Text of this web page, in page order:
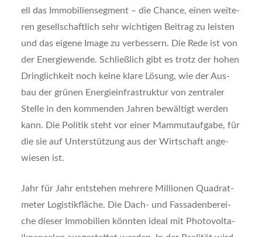
ell das Immo­bi­li­en­seg­ment – die Chan­ce, einen wei­te­
ren gesell­schaft­lich sehr wich­ti­gen Bei­trag zu leis­ten
und das eige­ne Image zu ver­bes­sern. Die Rede ist von
der Ener­gie­wen­de. Schließ­lich gibt es trotz der hohen
Dring­lich­keit noch kei­ne kla­re Lösung, wie der Aus­
bau der grü­nen Ener­gie­infra­struk­tur von zen­tra­ler
Stel­le in den kom­men­den Jah­ren bewäl­tigt wer­den
kann. Die Poli­tik steht vor einer Mam­mut­auf­ga­be, für
die sie auf Unter­stüt­zung aus der Wirt­schaft ange­
wie­sen ist.
Jahr für Jahr ent­ste­hen meh­re­re Mil­lio­nen Qua­drat­
me­ter Logis­tik­flä­che. Die Dach- und Fas­sa­den­be­rei­
che die­ser Immo­bi­li­en könn­ten ide­al mit Pho­to­vol­ta­